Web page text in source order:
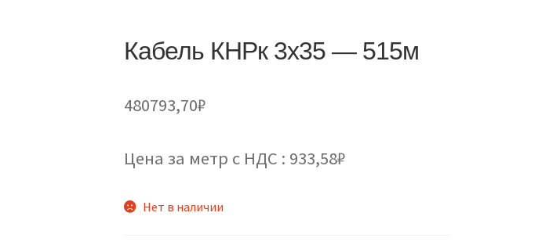
Кабель КНРк 3х35 — 515м
480793,70₽
Цена за метр с НДС : 933,58₽
Нет в наличии